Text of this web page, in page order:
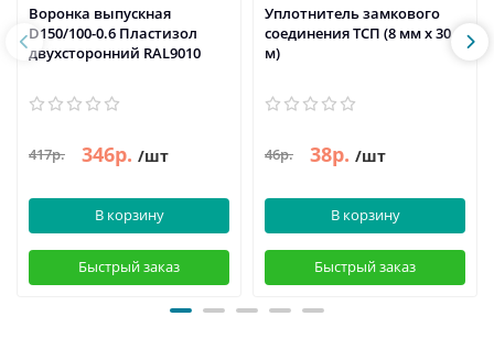
Воронка выпускная
D150/100-0.6 Пластизол
двухсторонний RAL9010
417р. 346р. /шт
В корзину
Быстрый заказ
Уплотнитель замкового
соединения ТСП (8 мм х 30
м)
46р. 38р. /шт
В корзину
Быстрый заказ